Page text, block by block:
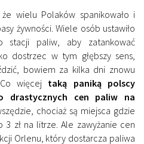
wielu Polaków spanikowało i
żywności. Wiele osób ustawiło
paliw, aby zatankować
dostrzec w tym głębszy sens,
bowiem za kilka dni znowu
więcej taką paniką polscy
drastycznych cen paliw na
chociaż są miejsca gdzie
3 zł na litrze. Ale zawyżanie cen
Orlenu, który dostarcza paliwa